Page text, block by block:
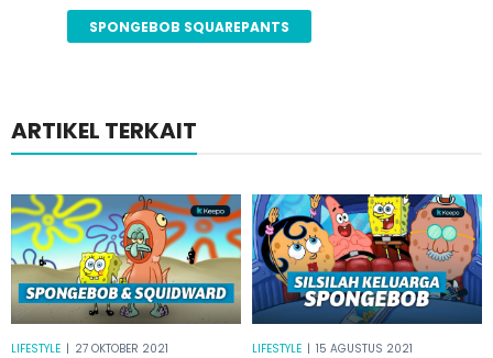
SPONGEBOB SQUAREPANTS
ARTIKEL TERKAIT
LIFESTYLE | 27 OKTOBER 2021 LIFESTYLE | 15 AGUSTUS 2021